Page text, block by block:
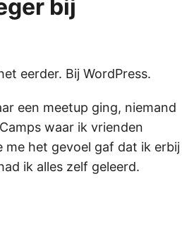
bij
eerder. Bij WordPress.
een meetup ging, niemand
waar ik vrienden
me het gevoel gaf dat ik erbij
ik alles zelf geleerd.